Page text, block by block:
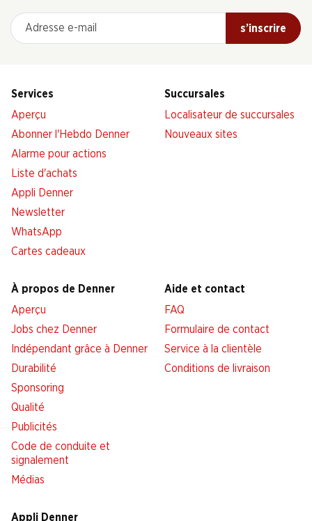
Adresse e-mail
s’inscrire
Services
Aperçu
Abonner l'Hebdo Denner
Alarme pour actions
Liste d'achats
Appli Denner
Newsletter
WhatsApp
Cartes cadeaux
Succursales
Localisateur de succursales
Nouveaux sites
À propos de Denner
Aperçu
Jobs chez Denner
Indépendant grâce à Denner
Durabilité
Sponsoring
Qualité
Publicités
Code de conduite et
signalement
Médias
Aide et contact
FAQ
Formulaire de contact
Service à la clientèle
Conditions de livraison
Appli Denner